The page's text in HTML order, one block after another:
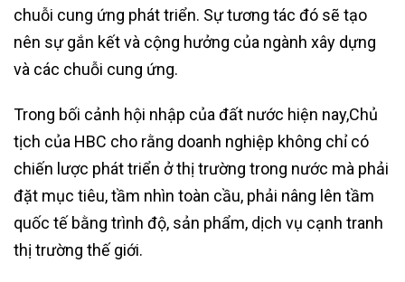
chuỗi cung ứng phát triển. Sự tương tác đó sẽ tạo
nên sự gắn kết và cộng hưởng của ngành xây dựng
và các chuỗi cung ứng.
Trong bối cảnh hội nhập của đất nước hiện nay,Chủ
tịch của HBC cho rằng doanh nghiệp không chỉ có
chiến lược phát triển ở thị trường trong nước mà phải
đặt mục tiêu, tầm nhìn toàn cầu, phải nâng lên tầm
quốc tế bằng trình độ, sản phẩm, dịch vụ cạnh tranh
thị trường thế giới.